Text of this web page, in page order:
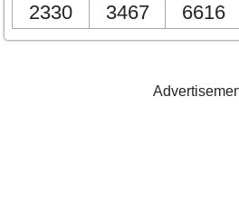
2330
3467 6616